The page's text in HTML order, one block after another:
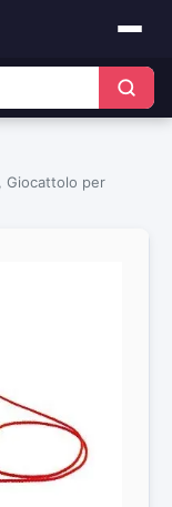
Giocattolo per